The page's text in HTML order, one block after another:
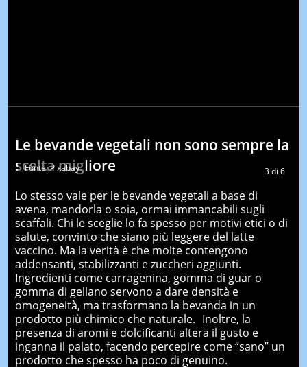
Le bevande vegetali non sono sempre la
scelta migliore
3di 6
Fonte: Pixabay
Lo stesso vale per le bevande vegetali a base di
avena, mandorla o soia, ormai immancabili sugli
scaffali. Chi le sceglie lo fa spesso per motivi etici o di
salute, convinto che siano più leggere del latte
vaccino. Ma la verità è che molte contengono
addensanti, stabilizzanti e zuccheri aggiunti.
Ingredienti come carragenina, gomma di guar o
gomma di gellano servono a dare densità e
omogeneità, ma trasformano la bevanda in un
prodotto più chimico che naturale. Inoltre, la
presenza di aromi e dolcificanti altera il gusto e
inganna il palato, facendo percepire come “sano” un
prodotto che spesso ha poco di genuino.